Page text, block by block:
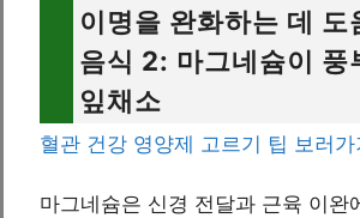
이명을 완화하는 데 도
음식 2: 마그네슘이 풍
잎채소
혈관 건강 영양제 고르기 팁 보러가
마그네슘은 신경 전달과 근육 이완